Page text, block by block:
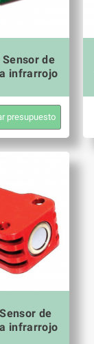
de
infrarrojo
presupuesto
de
infrarrojo